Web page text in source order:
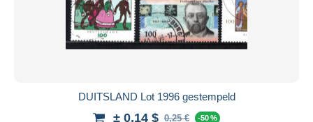
DUITSLAND Lot 1996 gestempeld
± 0,14 $ 0,25 € -50 %